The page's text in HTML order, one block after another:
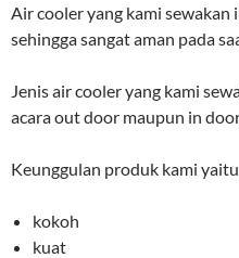
Air cooler yang kami
sehingga sangat aman pada
Jenis air cooler yang kami
acara out door maupun in
Keunggulan produk kami
kokoh
kuat